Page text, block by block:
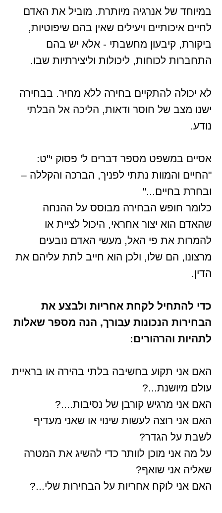
במיוחד של אנרגיה מיותרת. מוביל את האדם
לחיים איכותיים ויעילים שאין בהם שיפוטיות,
ביקורת, קיבעון מחשבתי - אלא יש בהם
התחברות לכוחות, ליכולות וליצירתיות שבו.
לא יכולה להתקיים בחירה ללא מחיר. בבחירה
ישנו מצב של חוסר ודאות, הליכה אל הבלתי
נודע.
אסיים במשפט מספר דברים ל' פסוק י"ט:
"החיים והמוות נתתי לפניך, הברכה והקללה –
ובחרת בחיים..."
כלומר חופש הבחירה מבוסס על ההנחה
שהאדם הוא יצור אחראי, היכול לציית או
להמרות את פי האל, מעשי האדם נובעים
מרצונו, הם שלו, ולכן הוא חייב לתת עליהם את
הדין.
כדי להתחיל לקחת אחריות ולבצע את
הבחירות הנכונות עבורך, הנה מספר שאלות
לתהיות והרהורים:
האם אני תקוע בחשיבה בלתי בהירה או בראיית
עולם מיושנת...?
האם אני מרגיש קורבן של נסיבות....?
האם אני רוצה לעשות שינוי או שאני מעדיף
לשבת על הגדר?
על מה אני מוכן לוותר כדי להשיג את המטרה
שאליה אני שואף?
האם אני לוקח אחריות על הבחירות שלי...?